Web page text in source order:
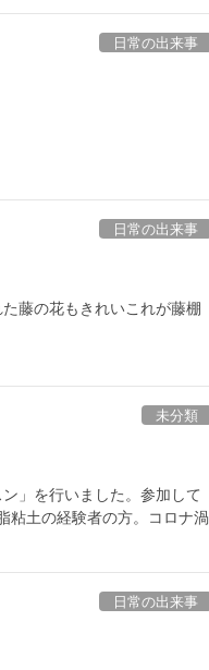
日常の出来事
日常の出来事
藤の花もきれいこれが藤棚
未分類
」を行いました。参加して
粘土の経験者の方。コロナ渦
日常の出来事